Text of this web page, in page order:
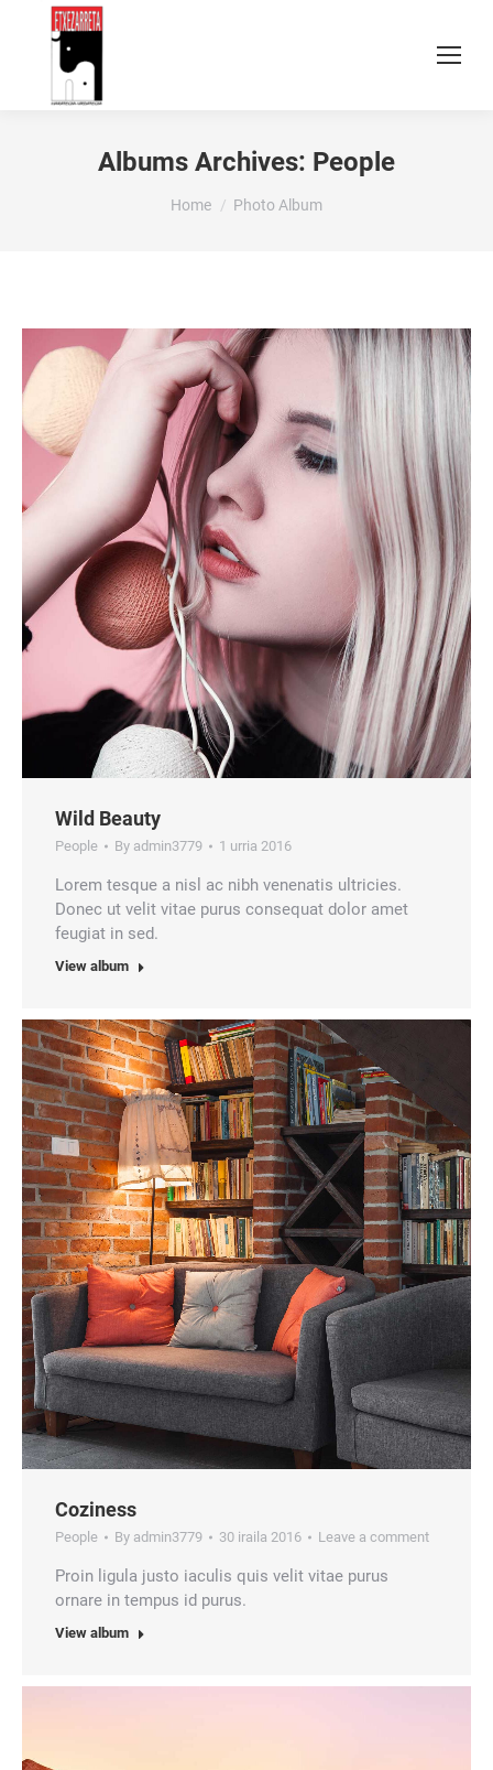
Albums Archives: People
You are here:
Home Photo Album
Wild Beauty
People By admin3779 1 urria 2016
Lorem tesque a nisl ac nibh venenatis ultricies.
Donec ut velit vitae purus consequat dolor amet
feugiat in sed.
View album
Coziness
People By admin3779 30 iraila 2016 Leave a comment
Proin ligula justo iaculis quis velit vitae purus
ornare in tempus id purus.
View album